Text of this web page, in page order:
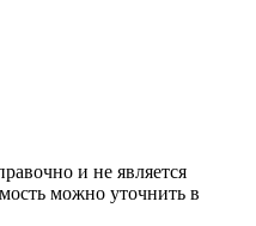
и не является
можно уточнить в